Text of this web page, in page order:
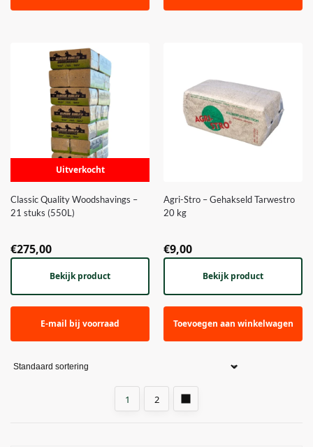
Uitverkocht
Classic Quality Woodshavings –
21 stuks (550L)
€275,00
Bekijk product
E-mail bij voorraad
Agri-Stro – Gehakseld Tarwestro
20 kg
€9,00
Bekijk product
Toevoegen aan winkelwagen
1 2